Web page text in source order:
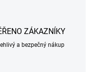
ZÁKAZNÍKY
a bezpečný nákup